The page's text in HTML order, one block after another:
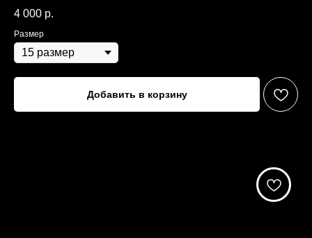
4 000 р.
Размер
Добавить в корзину